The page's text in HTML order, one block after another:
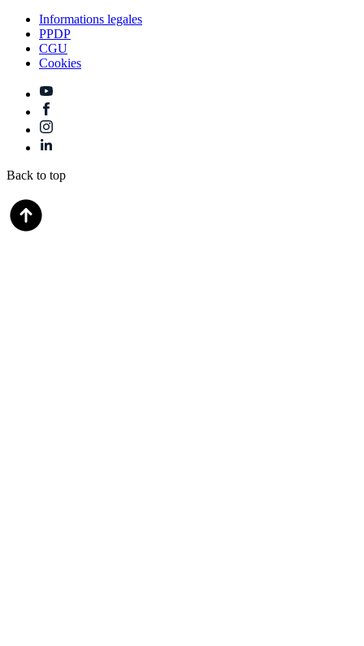
Informations legales
PPDP
CGU
Cookies
Back to top